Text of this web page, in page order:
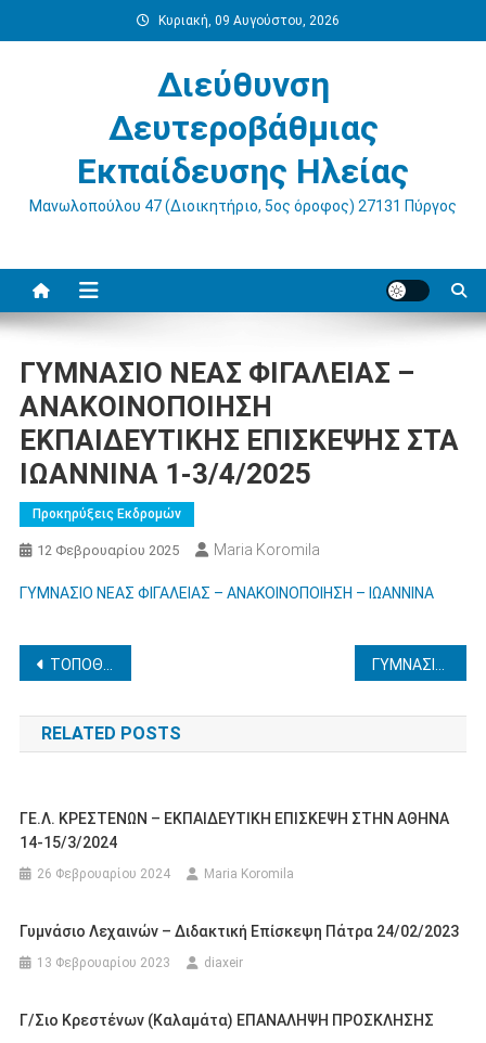
στο
Κυριακή, 09 Αυγούστου, 2026
Διεύθυνση
Δευτεροβάθμιας
Εκπαίδευσης Ηλείας
Μανωλοπούλου 47 (Διοικητήριο, 5ος όροφος) 27131 Πύργος
ΓΥΜΝΑΣΙΟ ΝΕΑΣ ΦΙΓΑΛΕΙΑΣ –
ΑΝΑΚΟΙΝΟΠΟΙΗΣΗ
ΕΚΠΑΙΔΕΥΤΙΚΗΣ ΕΠΙΣΚΕΨΗΣ ΣΤΑ
ΙΩΑΝΝΙΝΑ 1-3/4/2025
Προκηρύξεις Εκδρομών
12 Φεβρουαρίου 2025 Maria Koromila
ΓΥΜΝΑΣΙΟ ΝΕΑΣ ΦΙΓΑΛΕΙΑΣ – ΑΝΑΚΟΙΝΟΠΟΙΗΣΗ – ΙΩΑΝΝΙΝΑ
Πλοήγηση
άρθρων
ΤΟΠΟΘΕΤΗΣΗ ΑΝΑΠΛΗΡΩΤΩΝ
RELATED POSTS
ΓΕ.Λ. ΚΡΕΣΤΕΝΩΝ – ΕΚΠΑΙΔΕΥΤΙΚΗ ΕΠΙΣΚΕΨΗ ΣΤΗΝ ΑΘΗΝΑ
14-15/3/2024
26 Φεβρουαρίου 2024 Maria Koromila
Γυμνάσιο Λεχαινών – Διδακτική Επίσκεψη Πάτρα 24/02/2023
13 Φεβρουαρίου 2023 diaxeir
Γ/σιο Κρεστένων (Καλαμάτα) ΕΠΑΝΑΛΗΨΗ ΠΡΟΣΚΛΗΣΗΣ